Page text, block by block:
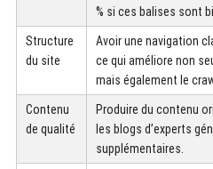
% si ces balises sont
Structure
du site
Avoir une navigation
ce qui améliore non
mais également le
Contenu
de qualité
Produire du contenu
les blogs d’experts
supplémentaires.